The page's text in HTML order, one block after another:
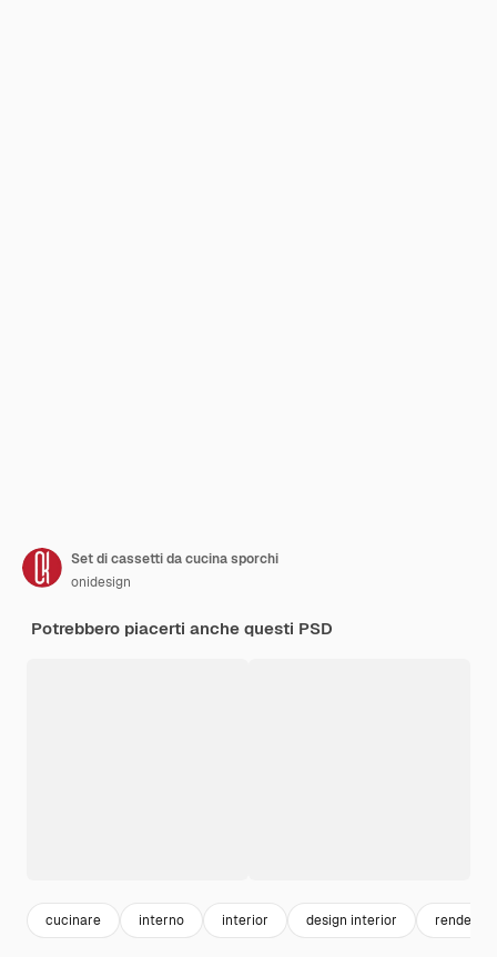
Set di cassetti da cucina sporchi
onidesign
Potrebbero piacerti anche questi PSD
cucinare interno interior design interior rendering